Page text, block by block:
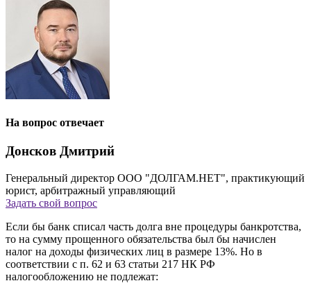
На вопрос отвечает
Донсков Дмитрий
Генеральный директор ООО "ДОЛГАМ.НЕТ", практикующий
юрист, арбитражный управляющий
Задать свой вопрос
Если бы банк списал часть долга вне процедуры банкротства,
то на сумму прощенного обязательства был бы начислен
налог на доходы физических лиц в размере 13%. Но в
соответствии с п. 62 и 63 статьи 217 НК РФ
налогообложению не подлежат: